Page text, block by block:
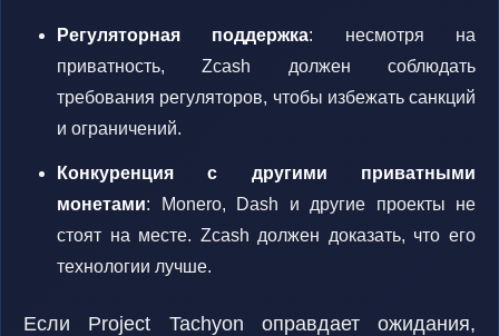
Регуляторная поддержка: несмотря на
приватность, Zcash должен соблюдать
требования регуляторов, чтобы избежать санкций
и ограничений.
Конкуренция с другими приватными
монетами: Monero, Dash и другие проекты не
стоят на месте. Zcash должен доказать, что его
технологии лучше.
Если Project Tachyon оправдает ожидания,